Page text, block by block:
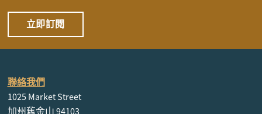
立即訂閱
聯絡我們
1025 Market Street
加州舊金山 94103